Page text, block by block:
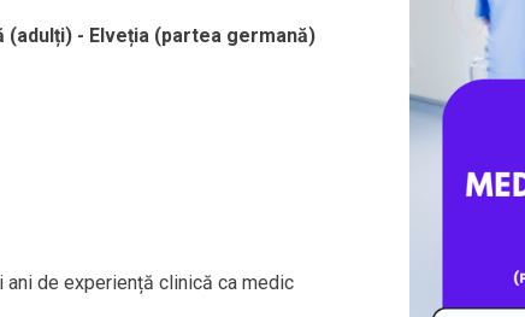
- Elveția (partea germană)
de experiență clinică ca medic